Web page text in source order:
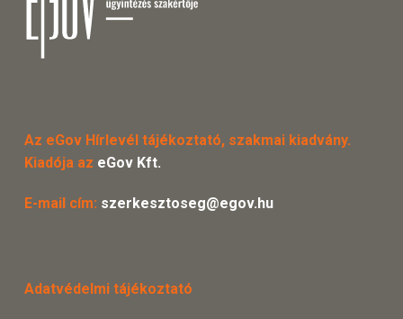
Az eGov Hírlevél tájékoztató, szakmai kiadvány.
Kiadója az eGov Kft.
E-mail cím: szerkesztoseg@egov.hu
Adatvédelmi tájékoztató